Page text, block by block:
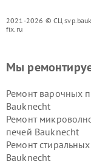
2021-2026 © СЦ
fix.ru
Мы
Ремонт варочных
Bauknecht
Ремонт
печей Bauknecht
Ремонт
Bauknecht